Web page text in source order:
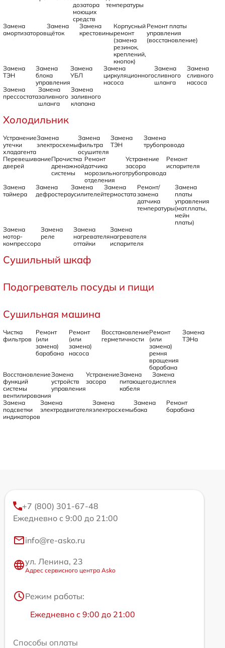
дозатора
моющих
средств
температуры
Замена
амортизаторов
Замена
щёток
Замена
крестовины
Корпусный
ремонт
(замена
резинок,
креплений,
кнопок)
Ремонт платы
управления
(восстановление)
Замена
ТЭН
Замена
блока
управления
Замена
УБЛ
Замена
циркуляционного
насоса
Замена
сливного
шланга
Замена
сливного
насоса
Замена
прессостата
Замена
заливного
шланга
Замена
заливного
клапана
Холодильник
Устранение
утечки
хладагента
Замена
электросхемы
Замена
фильтра
осушителя
Замена
ТЭН
Замена
трубопровода
Перевешивание
дверей
Прочистка
дренажной
системы
Ремонт
датчика
морозильного
отделения
Устранение
засора
трубопровода
Ремонт
испарителя
Замена
таймера
Замена
дефростера
Замена
усилителей
Замена
термостата
Ремонт/
замена
датчика
температуры
Замена
платы
управления
(мат.платы,
мейн
платы)
Замена
мотор-
компрессора
Замена
реле
Замена
нагревателя
оттайки
Замена
нагревателя
испарителя
Сушильный шкаф
Подогреватель посуды и пищи
Сушильная машина
Чистка
фильтров
Ремонт
(или
замена)
барабана
Ремонт
(или
замена)
насоса
Восстановление
герметичности
Ремонт
(или
замена)
ремня
вращения
барабана
Замена
ТЭНа
Восстановление
функций
системы
вентилирования
Замена
устройств
управления
Устранение
засора
Замена
питающего
кабеля
Замена
дисплея
Замена
подсветки
индикаторов
Замена
электродвигателя
Замена
электросхемы
Замена
бака
Ремонт
барабана
+7 (800) 301-67-48
Ежедневно с 9:00 до 21:00
info@re-asko.ru
ул. Ленина, 23
Адрес сервисного центра Asko
Режим работы:
Ежедневно с 9:00 до 21:00
Способы оплаты